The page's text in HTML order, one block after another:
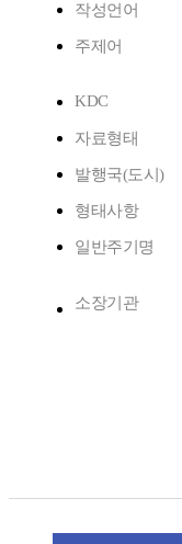
작성언어
주제어
KDC
자료형태
발행국(도시)
형태사항
일반주기명
소장기관